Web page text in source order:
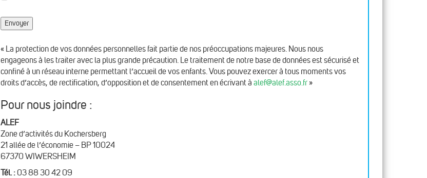
« La protection de vos données personnelles fait partie de nos préoccupations majeures. Nous nous
engageons à les traiter avec la plus grande précaution. Le traitement de notre base de données est sécurisé et
confiné à un réseau interne permettant l’accueil de vos enfants. Vous pouvez exercer à tous moments vos
droits d’accès, de rectification, d’opposition et de consentement en écrivant à alef@alef.asso.fr»
Pour nous joindre :
ALEF
Zone d’activités du Kochersberg
21 allée de l’économie – BP 10024
67370 WIWERSHEIM
Tél. : 03 88 30 42 09